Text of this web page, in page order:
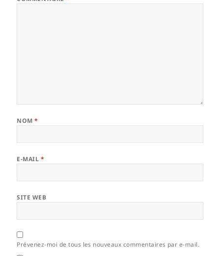
NOM*
E-MAIL *
SITE WEB
Prévenez-moi de tous les nouveaux commentaires par e-mail.